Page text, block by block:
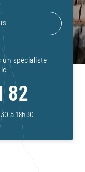
un spécialiste
82
à 18h30